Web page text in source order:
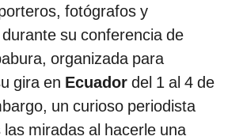
fotógrafos y
su conferencia de
organizada para
gira en Ecuador del 1 al 4 de
un curioso periodista
miradas al hacerle una